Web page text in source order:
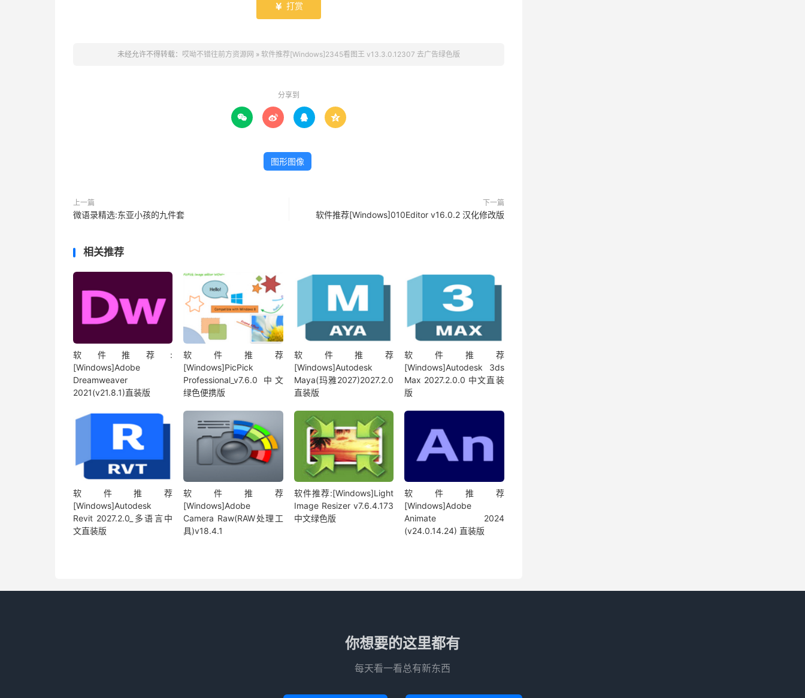
 打赏
未经允许不得转载： 哎呦不错往前方资源网 » 软件推荐[Windows]2345看图王 v13.3.0.12307 去广告绿色版
分享到
   
图形图像
上一篇
微语录精选:东亚小孩的九件套
下一篇
软件推荐[Windows]010Editor v16.0.2 汉化修改版
相关推荐
软件推荐:
[Windows]Adobe
Dreamweaver
2021(v21.8.1)直装版
软件推荐
[Windows]PicPick
Professional_v7.6.0 中文
绿色便携版
软件推荐
[Windows]Autodesk
Maya(玛雅2027)2027.2.0
直装版
软件推荐
[Windows]Autodesk 3ds
Max 2027.2.0.0 中文直装
版
软件推荐
[Windows]Autodesk
Revit 2027.2.0_多语言中
文直装版
软件推荐
[Windows]Adobe
Camera Raw(RAW处理工
具)v18.4.1
软件推荐:[Windows]Light
Image Resizer v7.6.4.173
中文绿色版
软件推荐
[Windows]Adobe
Animate 2024
(v24.0.14.24) 直装版
你想要的这里都有
每天看一看总有新东西